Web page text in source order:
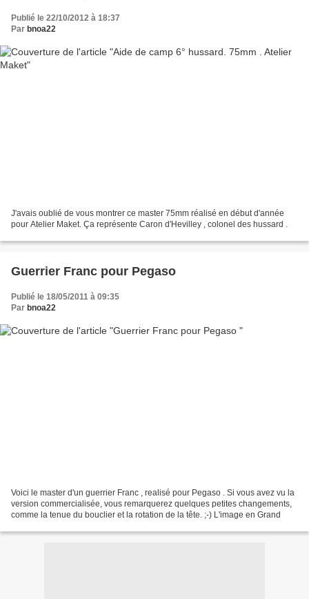
Publié le 22/10/2012 à 18:37
Par bnoa22
J'avais oublié de vous montrer ce master 75mm réalisé en début d'année
pour Atelier Maket. Ça représente Caron d'Hevilley , colonel des hussard .
Guerrier Franc pour Pegaso
Publié le 18/05/2011 à 09:35
Par bnoa22
Voici le master d'un guerrier Franc , realisé pour Pegaso . Si vous avez vu la
version commercialisée, vous remarquerez quelques petites changements,
comme la tenue du bouclier et la rotation de la tête. ;-) L'image en Grand